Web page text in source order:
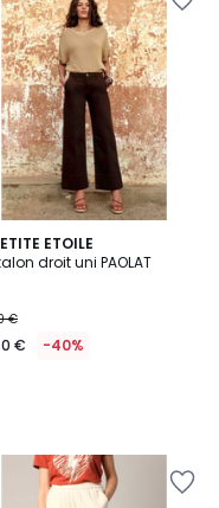
ETOILE
droit uni PAOLAT
€
€ -40%